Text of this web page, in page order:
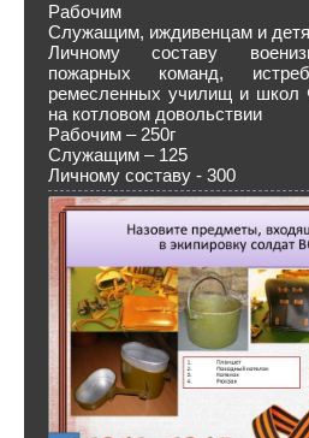
Рабочим
Служащим, иждивенцам и
Личному составу
пожарных команд,
ремесленных училищ и
на котловом довольствии
Рабочим – 250г
Служащим – 125
Личному составу - 300